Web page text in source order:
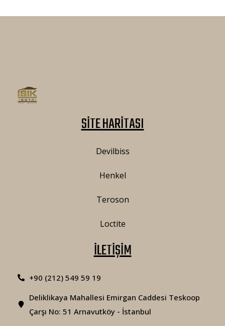
SİTE HARİTASI
Devilbiss
Henkel
Teroson
Loctite
İLETİŞİM
+90 (212) 549 59 19
Deliklikaya Mahallesi Emirgan Caddesi Teskoop
Çarşı No: 51 Arnavutköy - İstanbul